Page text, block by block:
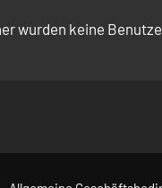
wurden keine